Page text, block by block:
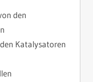
den
Katalysatoren